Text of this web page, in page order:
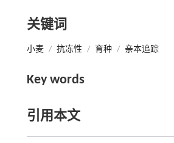
关键词
小麦 / 抗冻性 / 育种 / 亲本追踪
Key words
引用本文